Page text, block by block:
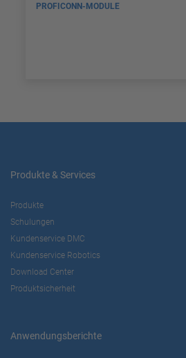
PROFICONN-MODULE
Produkte & Services
Produkte
Schulungen
Kundenservice DMC
Kundenservice Robotics
Download Center
Produktsicherheit
Anwendungsberichte